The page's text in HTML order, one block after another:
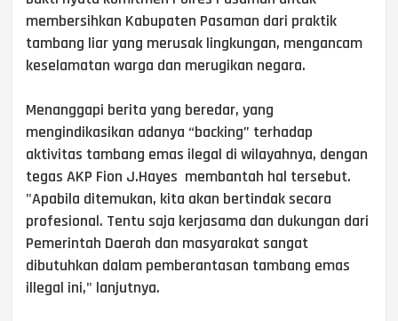
membersihkan Kabupaten Pasaman dari praktik
tambang liar yang merusak lingkungan, mengancam
keselamatan warga dan merugikan negara.
Menanggapi berita yang beredar, yang
mengindikasikan adanya “backing” terhadap
aktivitas tambang emas ilegal di wilayahnya, dengan
tegas AKP Fion J.Hayes membantah hal tersebut.
"Apabila ditemukan, kita akan bertindak secara
profesional. Tentu saja kerjasama dan dukungan dari
Pemerintah Daerah dan masyarakat sangat
dibutuhkan dalam pemberantasan tambang emas
illegal ini," lanjutnya.